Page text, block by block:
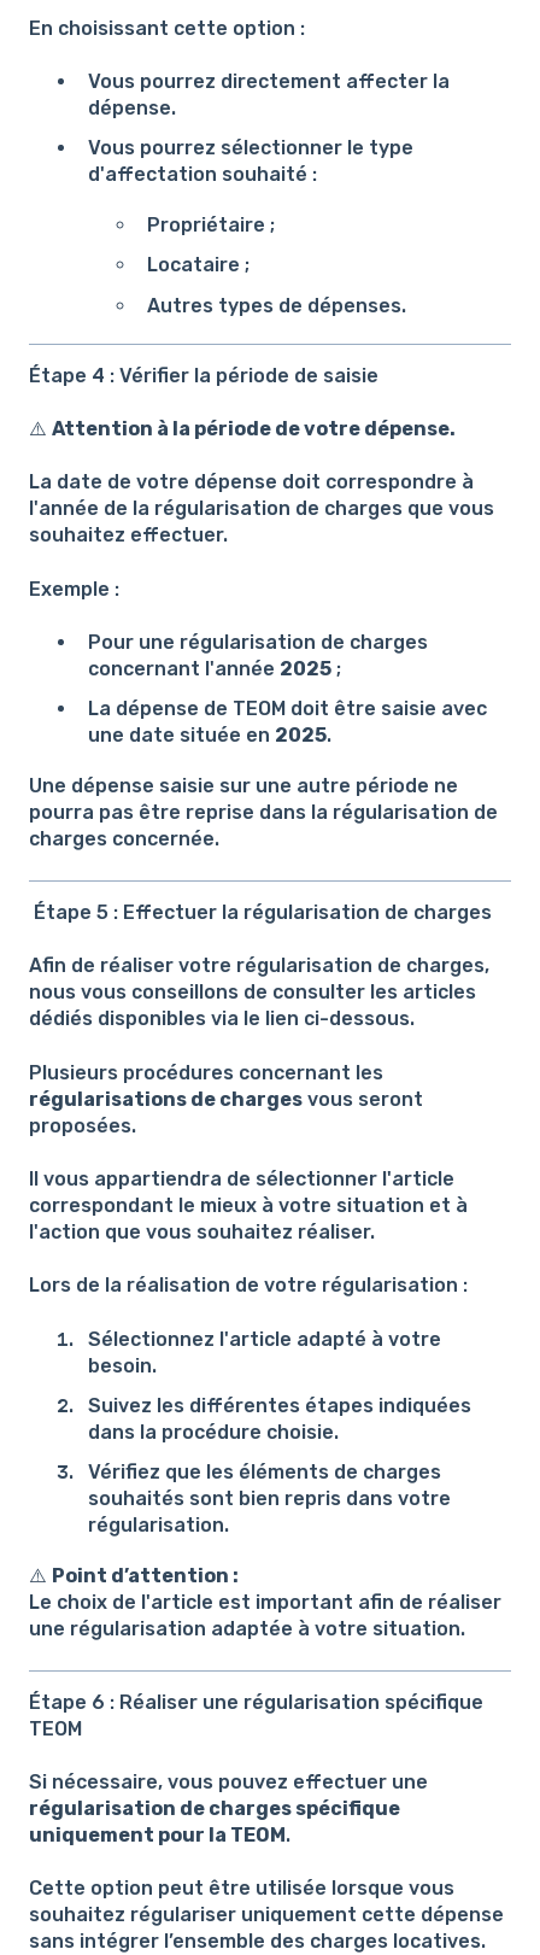
En choisissant cette option :
Vous pourrez directement affecter la
dépense.
Vous pourrez sélectionner le type
d'affectation souhaité :
Propriétaire ;
Locataire ;
Autres types de dépenses.
Étape 4 : Vérifier la période de saisie
⚠️ Attention à la période de votre dépense.
La date de votre dépense doit correspondre à
l'année de la régularisation de charges que vous
souhaitez effectuer.
Exemple :
Pour une régularisation de charges
concernant l'année 2025 ;
La dépense de TEOM doit être saisie avec
une date située en 2025.
Une dépense saisie sur une autre période ne
pourra pas être reprise dans la régularisation de
charges concernée.
Étape 5 : Effectuer la régularisation de charges
Afin de réaliser votre régularisation de charges,
nous vous conseillons de consulter les articles
dédiés disponibles via le lien ci-dessous.
Plusieurs procédures concernant les
régularisations de charges vous seront
proposées.
Il vous appartiendra de sélectionner l'article
correspondant le mieux à votre situation et à
l'action que vous souhaitez réaliser.
Lors de la réalisation de votre régularisation :
Sélectionnez l'article adapté à votre
besoin.
Suivez les différentes étapes indiquées
dans la procédure choisie.
Vérifiez que les éléments de charges
souhaités sont bien repris dans votre
régularisation.
⚠️ Point d’attention :
Le choix de l'article est important afin de réaliser
une régularisation adaptée à votre situation.
Étape 6 : Réaliser une régularisation spécifique
TEOM
Si nécessaire, vous pouvez effectuer une
régularisation de charges spécifique
uniquement pour la TEOM.
Cette option peut être utilisée lorsque vous
souhaitez régulariser uniquement cette dépense
sans intégrer l’ensemble des charges locatives.